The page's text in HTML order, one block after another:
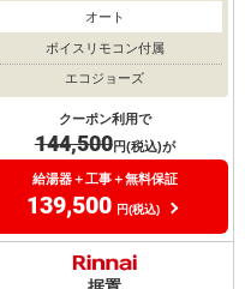
オート
ボイスリモコン付属
エコジョーズ
クーポン利用で
144,500円(税込)が
給湯器＋工事＋無料保証
139,500 円(税込)